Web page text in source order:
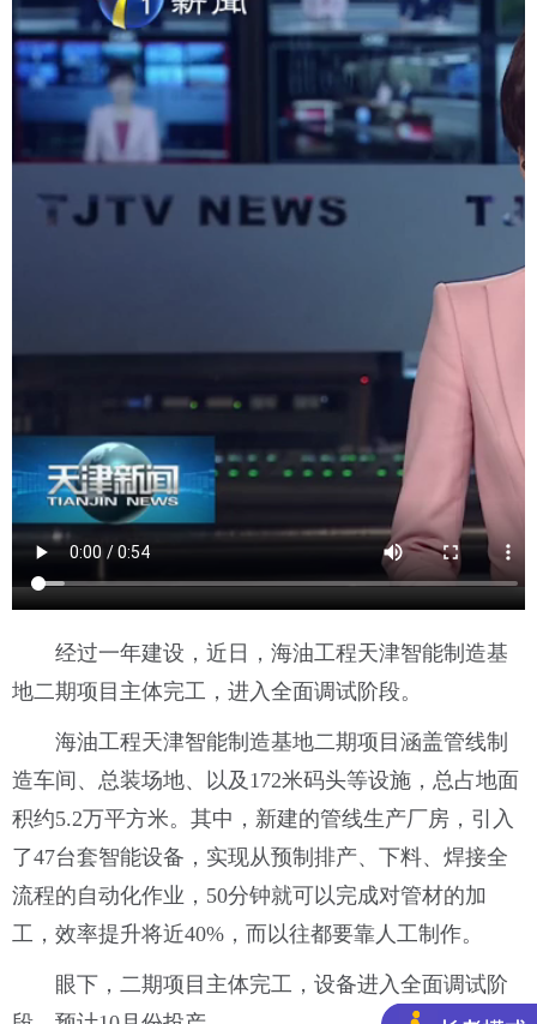
经过一年建设，近日，海油工程天津智能制造基
地二期项目主体完工，进入全面调试阶段。
海油工程天津智能制造基地二期项目涵盖管线制
造车间、总装场地、以及172米码头等设施，总占地面
积约5.2万平方米。其中，新建的管线生产厂房，引入
了47台套智能设备，实现从预制排产、下料、焊接全
流程的自动化作业，50分钟就可以完成对管材的加
工，效率提升将近40%，而以往都要靠人工制作。
眼下，二期项目主体完工，设备进入全面调试阶